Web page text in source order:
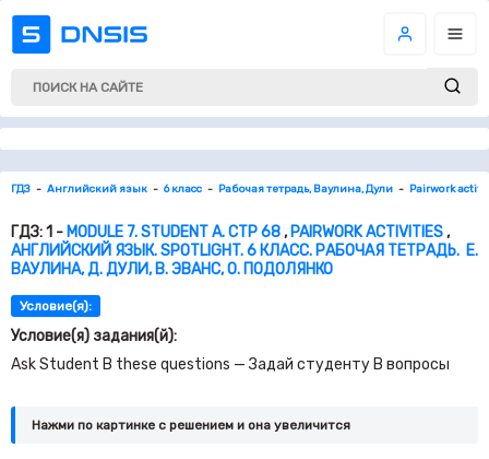
ГДЗ Английский язык 6 класс Рабочая тетрадь, Ваулина, Дули Pairwork
ГДЗ: 1 - MODULE 7. STUDENT A. СТР 68, PAIRWORK ACTIVITIES,
АНГЛИЙСКИЙ ЯЗЫК. SPOTLIGHT. 6 КЛАСС. РАБОЧАЯ ТЕТРАДЬ. Е.
ВАУЛИНА, Д. ДУЛИ, В. ЭВАНС, О. ПОДОЛЯНКО
Условие(я):
Условие(я) задания(й):
Ask Student B these questions — Задай студенту В вопросы
Нажми по картинке c решением и она увеличится